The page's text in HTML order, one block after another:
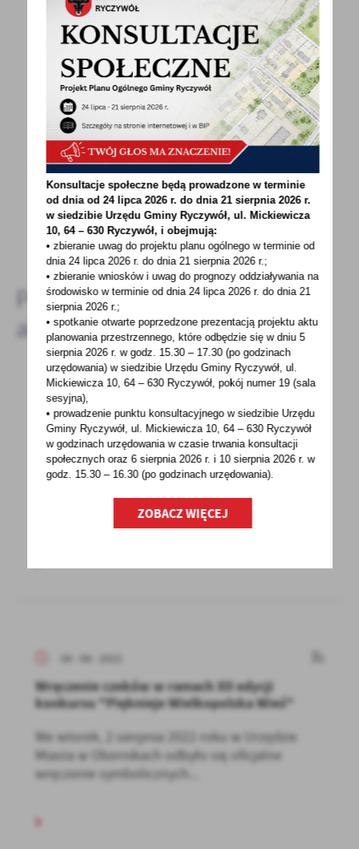
UDOSTĘPNIJ
POPRZEDNI NASTĘPNY
Spodobała Ci się informacja? Zostaw nam swoją opinię
- to dla Ciebie staramy się być najlepsi, a Twoje zdanie
bardzo nam w tym pomoże!
DODAJ KOMENTARZ
Pozostałe
aktualności
06 - 08 - 2022
UWAGA! W DNIU 06.08.2022 r. PSZOK BĘDZIE
NIECZYNNY
Szanowni mieszkańcy,Informujemy, że w dniu
06.08.2022 r. (sobota) Punkt Selektywnej
Zbiórki Odpadów...
04 - 08 - 2022
Wręczenie czeków w ramach XII edycji
konkursu "Pięknieje Wielkopolska Wieś"
We wtorek, 2 sierpnia 2022 roku w Urzędzie
Miasta w Obornikach odbyło się oficjalne
wręczenie symbolicznych...
Konsultacje społeczne będą prowadzone w terminie
od dnia od 24 lipca 2026 r. do dnia 21 sierpnia 2026 r.
w siedzibie Urzędu Gminy Ryczywół, ul. Mickiewicza
10, 64 – 630 Ryczywół, i obejmują:
• zbieranie uwag do projektu planu ogólnego w terminie od
dnia 24 lipca 2026 r. do dnia 21 sierpnia 2026 r.;
• zbieranie wniosków i uwag do prognozy oddziaływania na
środowisko w terminie od dnia 24 lipca 2026 r. do dnia 21
sierpnia 2026 r.;
• spotkanie otwarte poprzedzone prezentacją projektu aktu
planowania przestrzennego, które odbędzie się w dniu 5
sierpnia 2026 r.w godz. 15.30 – 17.30 (po godzinach
urzędowania) w siedzibie Urzędu Gminy Ryczywół, ul.
Mickiewicza 10, 64 – 630 Ryczywół, pokójnumer 19 (sala
sesyjna),
• prowadzenie punktu konsultacyjnego w siedzibie Urzędu
Gminy Ryczywół, ul. Mickiewicza 10, 64 – 630 Ryczywół
w godzinachurzędowania w czasie trwania konsultacji
społecznych oraz 6 sierpnia 2026 r. i 10 sierpnia 2026 r. w
godz. 15.30 – 16.30 (po godzinachurzędowania).
ZOBACZ WIĘCEJ